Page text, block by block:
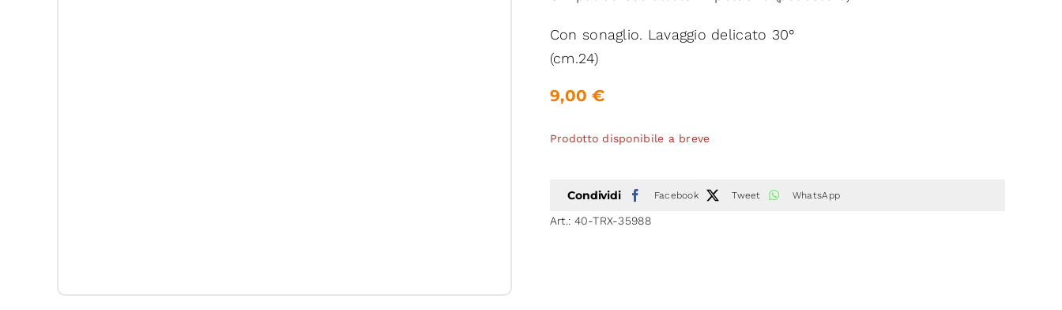
Con sonaglio. Lavaggio delicato 30°
(cm.24)
9,00€
Prodotto disponibile a breve
Condividi Facebook Tweet WhatsApp
Art.: 40-TRX-35988